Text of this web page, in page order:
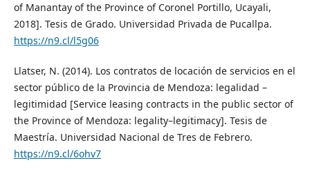
of Manantay of the Province of Coronel Portillo, Ucayali,
2018]. Tesis de Grado. Universidad Privada de Pucallpa.
https://n9.cl/l5g06
Llatser, N. (2014). Los contratos de locación de servicios en el
sector público de la Provincia de Mendoza: legalidad –
legitimidad [Service leasing contracts in the public sector of
the Province of Mendoza: legality–legitimacy]. Tesis de
Maestría. Universidad Nacional de Tres de Febrero.
https://n9.cl/6ohv7